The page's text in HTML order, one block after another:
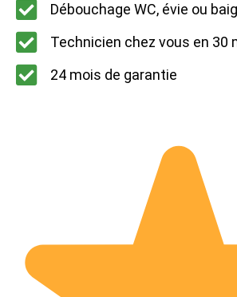
Débouchage WC, évie ou
Technicien chez vous en 30
24 mois de garantie